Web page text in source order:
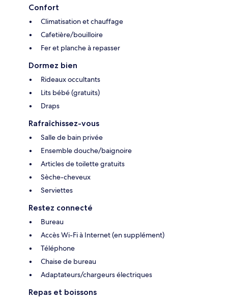
Confort
Climatisation et chauffage
Cafetière/bouilloire
Fer et planche à repasser
Dormez bien
Rideaux occultants
Lits bébé (gratuits)
Draps
Rafraîchissez-vous
Salle de bain privée
Ensemble douche/baignoire
Articles de toilette gratuits
Sèche-cheveux
Serviettes
Restez connecté
Bureau
Accès Wi-Fi à Internet (en supplément)
Téléphone
Chaise de bureau
Adaptateurs/chargeurs électriques
Repas et boissons